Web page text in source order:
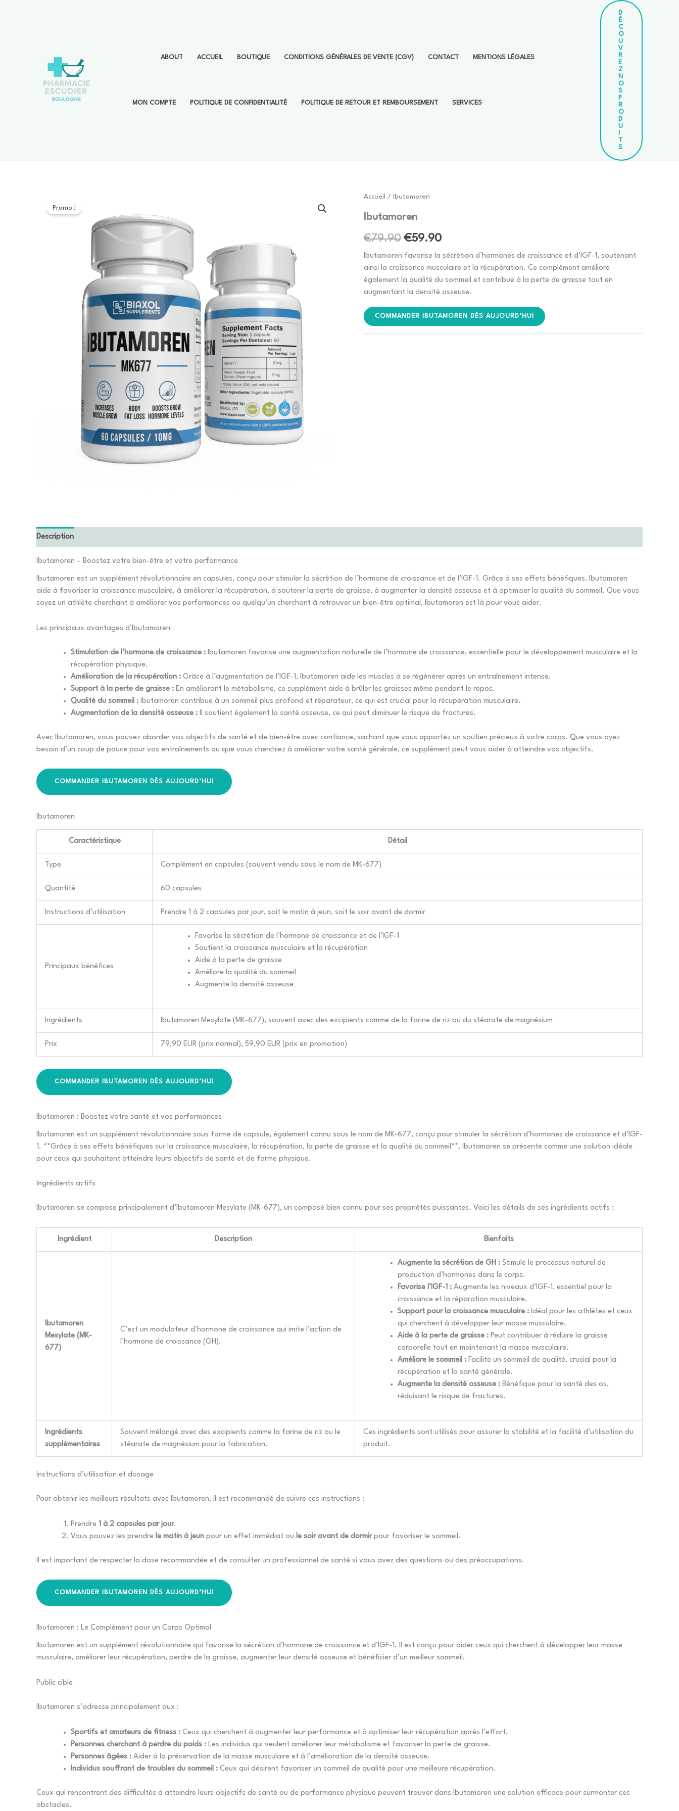
ABOUT ACCUEIL BOUTIQUE CONDITIONS GÉNÉRALES DE VENTE (CGV) CONTACT MENTIONS LÉGALES
MON COMPTE POLITIQUE DE CONFIDENTIALITÉ POLITIQUE DE RETOUR ET REMBOURSEMENT SERVICES
D
É
C
O
U
V
R
E
Z
N
O
S
P
R
O
D
U
T
S
Promo !
Accueil / Ibutamoren
Ibutamoren
€79.90 Le
prix
initial
était :
€79.90.
€59.90Le
prix
actuel
est :
€59.90.
Ibutamoren favorise la sécrétion d’hormones de croissance et d’IGF-1, soutenant
ainsi la croissance musculaire et la récupération. Ce complément améliore
également la qualité du sommeil et contribue à la perte de graisse tout en
augmentant la densité osseuse.
COMMANDER IBUTAMOREN DÈS AUJOURD’HUI
Description
Ibutamoren – Boostez votre bien-être et votre performance
Ibutamoren est un supplément révolutionnaire en capsules, conçu pour stimuler la sécrétion de l’hormone de croissance et de l’IGF-1. Grâce à ses effets bénéfiques, Ibutamoren
aide à favoriser la croissance musculaire, à améliorer la récupération, à soutenir la perte de graisse, à augmenter la densité osseuse et à optimiser la qualité du sommeil. Que vous
soyez un athlète cherchant à améliorer vos performances ou quelqu’un cherchant à retrouver un bien-être optimal, Ibutamoren est là pour vous aider.
Les principaux avantages d’Ibutamoren
Stimulation de l’hormone de croissance : Ibutamoren favorise une augmentation naturelle de l’hormone de croissance, essentielle pour le développement musculaire et la
récupération physique.
Amélioration de la récupération : Grâce à l’augmentation de l’IGF-1, Ibutamoren aide les muscles à se régénérer après un entraînement intense.
Support à la perte de graisse : En améliorant le métabolisme, ce supplément aide à brûler les graisses même pendant le repos.
Qualité du sommeil : Ibutamoren contribue à un sommeil plus profond et réparateur, ce qui est crucial pour la récupération musculaire.
Augmentation de la densité osseuse : Il soutient également la santé osseuse, ce qui peut diminuer le risque de fractures.
Avec Ibutamoren, vous pouvez aborder vos objectifs de santé et de bien-être avec confiance, sachant que vous apportez un soutien précieux à votre corps. Que vous ayez
besoin d’un coup de pouce pour vos entraînements ou que vous cherchiez à améliorer votre santé générale, ce supplément peut vous aider à atteindre vos objectifs.
COMMANDER IBUTAMOREN DÈS AUJOURD’HUI
Ibutamoren
Caractéristique Détail
Type Complément en capsules (souvent vendu sous le nom de MK-677)
Quantité 60 capsules
Instructions d’utilisation Prendre 1 à 2 capsules par jour, soit le matin à jeun, soit le soir avant de dormir
Principaux bénéfices
Favorise la sécrétion de l’hormone de croissance et de l’IGF-1
Soutient la croissance musculaire et la récupération
Aide à la perte de graisse
Améliore la qualité du sommeil
Augmente la densité osseuse
Ingrédients Ibutamoren Mesylate (MK-677), souvent avec des excipients comme de la farine de riz ou du stéarate de magnésium
Prix 79,90 EUR (prix normal), 59,90 EUR (prix en promotion)
COMMANDER IBUTAMOREN DÈS AUJOURD’HUI
Ibutamoren : Boostez votre santé et vos performances
Ibutamoren est un supplément révolutionnaire sous forme de capsule, également connu sous le nom de MK-677, conçu pour stimuler la sécrétion d’hormones de croissance et d’IGF-
1. **Grâce à ses effets bénéfiques sur la croissance musculaire, la récupération, la perte de graisse et la qualité du sommeil**, Ibutamoren se présente comme une solution idéale
pour ceux qui souhaitent atteindre leurs objectifs de santé et de forme physique.
Ingrédients actifs
Ibutamoren se compose principalement d’Ibutamoren Mesylate (MK-677), un composé bien connu pour ses propriétés puissantes. Voici les détails de ses ingrédients actifs :
Ingrédient Description Bienfaits
Ibutamoren
Mesylate (MK-
677)
C’est un modulateur d’hormone de croissance qui imite l’action de
l’hormone de croissance (GH).
Augmente la sécrétion de GH : Stimule le processus naturel de
production d’hormones dans le corps.
Favorise l’IGF-1 : Augmente les niveaux d’IGF-1, essentiel pour la
croissance et la réparation musculaire.
Support pour la croissance musculaire : Idéal pour les athlètes et ceux
qui cherchent à développer leur masse musculaire.
Aide à la perte de graisse : Peut contribuer à réduire la graisse
corporelle tout en maintenant la masse musculaire.
Améliore le sommeil : Facilite un sommeil de qualité, crucial pour la
récupération et la santé générale.
Augmente la densité osseuse : Bénéfique pour la santé des os,
réduisant le risque de fractures.
Ingrédients
supplémentaires
Souvent mélangé avec des excipients comme la farine de riz ou le
stéarate de magnésium pour la fabrication.
Ces ingrédients sont utilisés pour assurer la stabilité et la facilité d’utilisation du
produit.
Instructions d’utilisation et dosage
Pour obtenir les meilleurs résultats avec Ibutamoren, il est recommandé de suivre ces instructions :
Prendre 1 à 2 capsules par jour.
Vous pouvez les prendre le matin à jeun pour un effet immédiat ou le soir avant de dormirpour favoriser le sommeil.
Il est important de respecter la dose recommandée et de consulter un professionnel de santé si vous avez des questions ou des préoccupations.
COMMANDER IBUTAMOREN DÈS AUJOURD’HUI
Ibutamoren : Le Complément pour un Corps Optimal
Ibutamoren est un supplément révolutionnaire qui favorise la sécrétion d’hormone de croissance et d’IGF-1. Il est conçu pour aider ceux qui cherchent à développer leur masse
musculaire, améliorer leur récupération, perdre de la graisse, augmenter leur densité osseuse et bénéficier d’un meilleur sommeil.
Public cible
Ibutamoren s’adresse principalement aux :
Sportifs et amateurs de fitness : Ceux qui cherchent à augmenter leur performance et à optimiser leur récupération après l’effort.
Personnes cherchant à perdre du poids : Les individus qui veulent améliorer leur métabolisme et favoriser la perte de graisse.
Personnes âgées : Aider à la préservation de la masse musculaire et à l’amélioration de la densité osseuse.
Individus souffrant de troubles du sommeil : Ceux qui désirent favoriser un sommeil de qualité pour une meilleure récupération.
Ceux qui rencontrent des difficultés à atteindre leurs objectifs de santé ou de performance physique peuvent trouver dans Ibutamoren une solution efficace pour surmonter ces
obstacles.